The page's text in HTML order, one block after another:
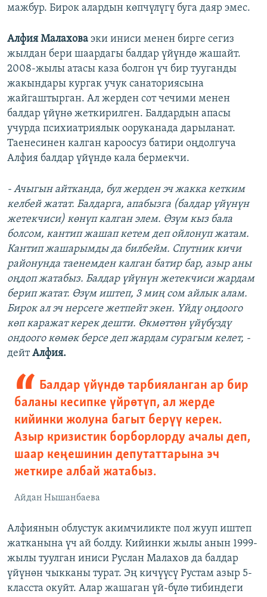
мажбур. Бирок алардын көпчүлүгү буга даяр эмес.
Алфия Малахова эки иниси менен бирге сегиз
жылдан бери шаардагы балдар үйүндө жашайт.
2008-жылы атасы каза болгон үч бир тууганды
жакындары кургак учук санаториясына
жайгаштырган. Ал жерден сот чечими менен
балдар үйүнө жеткирилген. Балдардын апасы
учурда психиатриялык ооруканада дарыланат.
Таенесинен калган кароосуз батири оңдолгуча
Алфия балдар үйүндө кала бермекчи.
- Ачыгын айтканда, бул жерден эч жакка кетким
келбей жатат. Балдарга, апабызга (балдар үйүнүн
жетекчиси) көнүп калган элем. Өзүм кыз бала
болсом, кантип жашап кетем деп ойлонуп жатам.
Кантип жашарымды да билбейм. Спутник кичи
районунда таенемден калган батир бар, азыр аны
оңдоп жатабыз. Балдар үйүнүн жетекчиси жардам
берип жатат. Өзүм иштеп, 3 миң сом айлык алам.
Бирок ал эч нерсеге жетпейт экен. Үйдү оңдоого
көп каражат керек дешти. Өкмөттөн үйүбүздү
ондоого көмөк берсе деп жардам сурагым келет, -
дейтАлфия.
Балдар үйүндө тарбияланган ар бир
баланы кесипке үйрөтүп, ал жерде
кийинки жолуна багыт берүү керек.
Азыр кризистик борборлорду ачалы деп,
шаар кеңешинин депутаттарына эч
жеткире албай жатабыз.
Айдан Нышанбаева
Алфиянын облустук акимчиликте пол жууп иштеп
жатканына үч ай болду. Кийинки жылы анын 1999-
жылы туулган иниси Руслан Малахов да балдар
үйүнөн чыкканы турат. Эң кичүүсү Рустам азыр 5-
класста окуйт. Алар жашаган үй-бүлө тибиндеги